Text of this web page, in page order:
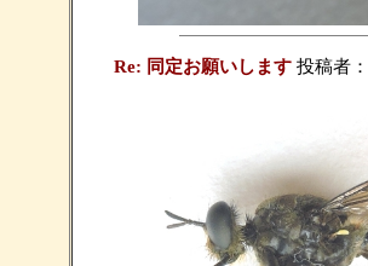
Re: 同定お願いします投稿者：